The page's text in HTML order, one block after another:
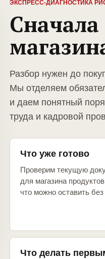
ЭКСПРЕСС-ДИАГНОСТИКА
Разбор нужен до
Мы отделяем
и даем понятный
труда и кадровой
Что уже готово
Проверим текущую
для магазина
что можно оставить
Что делать